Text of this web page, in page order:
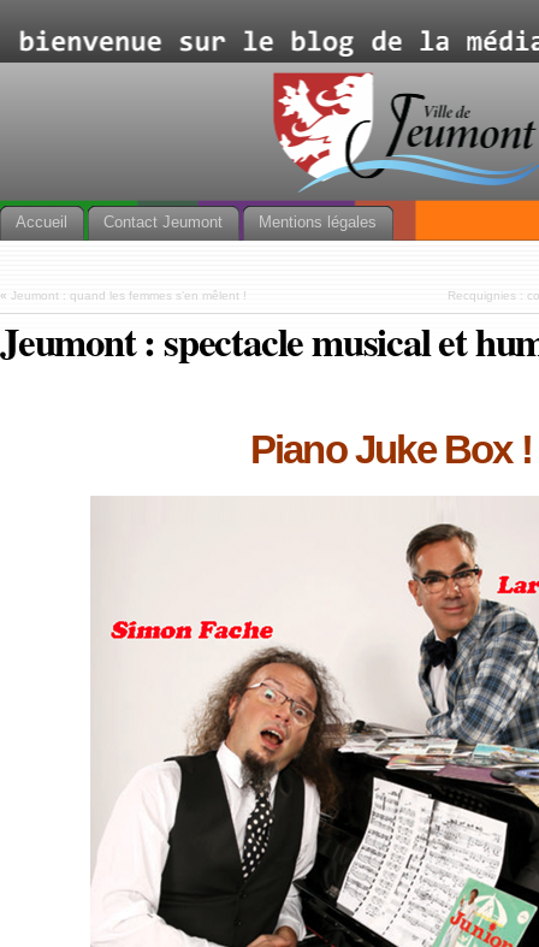
Accueil Contact Jeumont Mentions légales
« Jeumont : quand les femmes s’en mêlent ! Recquignies :
Jeumont : spectacle musical et
Piano Juke Box !